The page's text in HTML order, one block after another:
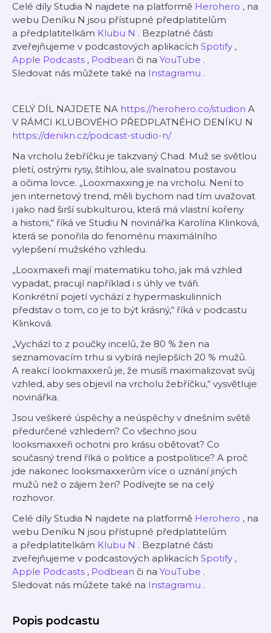
Celé díly Studia N najdete na platformě Herohero , na
webu Deníku N jsou přístupné předplatitelům
a předplatitelkám Klubu N . Bezplatné části
zveřejňujeme v podcastových aplikacích Spotify ,
Apple Podcasts , Podbean či na YouTube .
Sledovat nás můžete také na Instagramu .
CELÝ DÍL NAJDETE NA https://herohero.co/studion A
V RÁMCI KLUBOVÉHO PŘEDPLATNÉHO DENÍKU N
https://denikn.cz/podcast-studio-n/
Na vrcholu žebříčku je takzvaný Chad. Muž se světlou
pletí, ostrými rysy, štíhlou, ale svalnatou postavou
a očima lovce. „Looxmaxxing je na vrcholu. Není to
jen internetový trend, měli bychom nad tím uvažovat
i jako nad širší subkulturou, která má vlastní kořeny
a historii,“ říká ve Studiu N novinářka Karolína Klinková,
která se ponořila do fenoménu maximálního
vylepšení mužského vzhledu.
„Looxmaxeři mají matematiku toho, jak má vzhled
vypadat, pracují například i s úhly ve tváři.
Konkrétní pojetí vychází z hypermaskulinních
představ o tom, co je to být krásný,“ říká v podcastu
Klinková.
„Vychází to z poučky incelů, že 80 % žen na
seznamovacím trhu si vybírá nejlepších 20 % mužů.
A reakcí lookmaxxerů je, že musíš maximalizovat svůj
vzhled, aby ses objevil na vrcholu žebříčku,“ vysvětluje
novinářka.
Jsou veškeré úspěchy a neúspěchy v dnešním světě
předurčené vzhledem? Co všechno jsou
looksmaxxeři ochotni pro krásu obětovat? Co
současný trend říká o politice a postpolitice? A proč
jde nakonec looksmaxxerům více o uznání jiných
mužů než o zájem žen? Podívejte se na celý
rozhovor.
Celé díly Studia N najdete na platformě Herohero , na
webu Deníku N jsou přístupné předplatitelům
a předplatitelkám Klubu N . Bezplatné části
zveřejňujeme v podcastových aplikacích Spotify ,
Apple Podcasts , Podbean či na YouTube .
Sledovat nás můžete také na Instagramu .
Popis podcastu